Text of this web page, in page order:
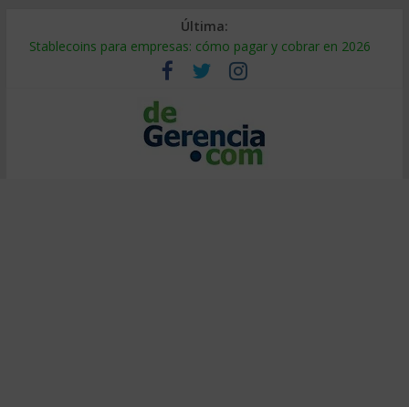
Última:
Stablecoins para empresas: cómo pagar y cobrar en 2026
Despido silencioso: qué es y por qué sale tan caro
IA en selección de personal: cómo auditarla a tiempo
Trabajo forzoso en la cadena de suministro: qué hacer
Mercado hispano de EE. UU.: cómo segmentarlo y venderle